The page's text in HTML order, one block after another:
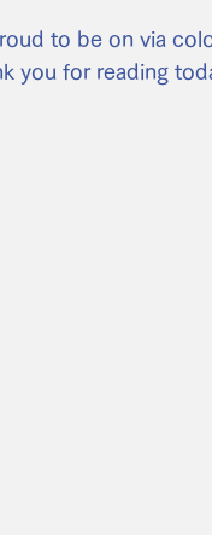
to be on via
you for reading